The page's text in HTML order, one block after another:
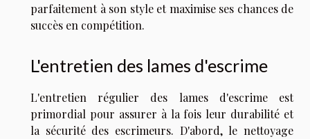
parfaitement à son style et maximise ses chances de
succès en compétition.
L'entretien des lames d'escrime
L'entretien régulier des lames d'escrime est
primordial pour assurer à la fois leur durabilité et
la sécurité des escrimeurs. D'abord, le nettoyage